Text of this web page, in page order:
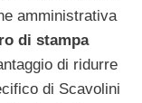
amministrativa
di stampa
di ridurre
di Scavolini